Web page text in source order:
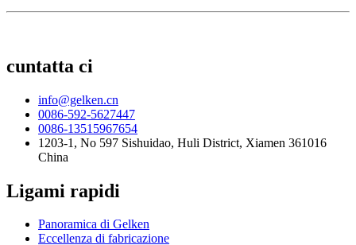
cuntatta ci
info@gelken.cn
0086-592-5627447
0086-13515967654
1203-1, No 597 Sishuidao, Huli District, Xiamen 361016
China
Ligami rapidi
Panoramica di Gelken
Eccellenza di fabricazione